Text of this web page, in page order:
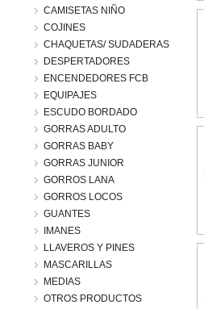
CAMISETAS NIÑO
COJINES
CHAQUETAS/ SUDADERAS
DESPERTADORES
ENCENDEDORES FCB
EQUIPAJES
ESCUDO BORDADO
GORRAS ADULTO
GORRAS BABY
GORRAS JUNIOR
GORROS LANA
GORROS LOCOS
GUANTES
IMANES
LLAVEROS Y PINES
MASCARILLAS
MEDIAS
OTROS PRODUCTOS